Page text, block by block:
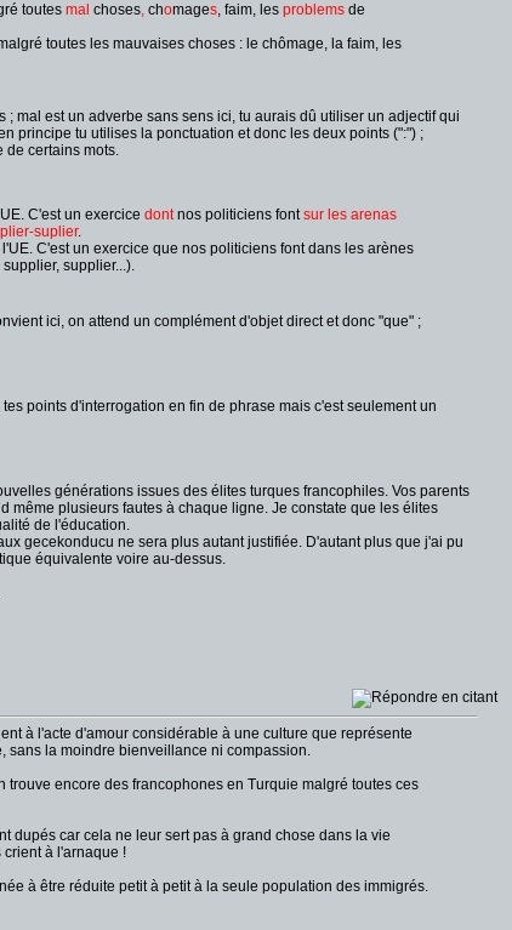
toutes mal choses, chomages, faim, les problems de
toutes les mauvaises choses : le chômage, la faim, les
mal est un adverbe sans sens ici, tu aurais dû utiliser un adjectif qui
principe tu utilises la ponctuation et donc les deux points (":") ;
de certains mots.
C'est un exercice dontnos politiciens fontsur les arenas
suplier.
C'est un exercice que nos politiciens font dans les arènes
supplier...).
ici, on attend un complément d'objet direct et donc "que" ;
points d'interrogation en fin de phrase mais c'est seulement un
générations issues des élites turques francophiles. Vos parents
même plusieurs fautes à chaque ligne. Je constate que les élites
de l'éducation.
gecekonducu ne sera plus autant justifiée. D'autant plus que j'ai pu
équivalente voire au-dessus.
à l'acte d'amour considérable à une culture que représente
sans la moindre bienveillance ni compassion.
encore des francophones en Turquie malgré toutes ces
dupés car cela ne leur sert pas à grand chose dans la vie
à l'arnaque !
à être réduite petit à petit à la seule population des immigrés.